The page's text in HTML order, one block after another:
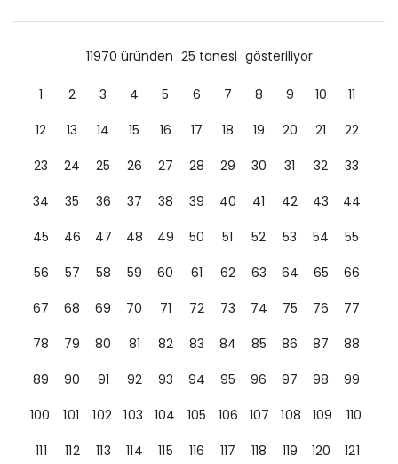
11970 üründen 25 tanesi gösteriliyor
1 2 3 4 5 6 7 8 9 10
11
12
13 14 15 16 17 18 19 20 21
22
23
24 25 26 27 28 29 30 31 32
33
34
35 36 37 38 39 40 41 42 43
44
45
46 47 48 49 50 51 52 53 54
55
56
57 58 59 60 61 62 63 64 65
66
67
68 69 70 71 72 73 74 75 76
77
78
79 80 81 82 83 84 85 86 87
88
89
90 91 92 93 94 95 96 97 98
99
100
101 102 103 104 105 106 107 108 109
110
111
112 113 114 115 116 117 118 119 120
121